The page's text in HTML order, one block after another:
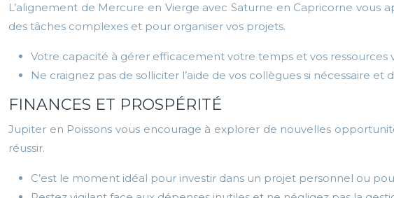
L’alignement de Mercure en Vierge avec Saturne en Capricorne
des tâches complexes et pour organiser vos projets.
Votre capacité à gérer efficacement votre temps et vos ressources
Ne craignez pas de solliciter l’aide de vos collègues si nécessaire
FINANCES ET PROSPÉRITÉ
Jupiter en Poissons vous encourage à explorer de nouvelles
réussir.
C’est le moment idéal pour investir dans un projet personnel ou